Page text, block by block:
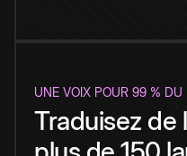
UNE VOIX POUR 99 % DU
Traduisez de